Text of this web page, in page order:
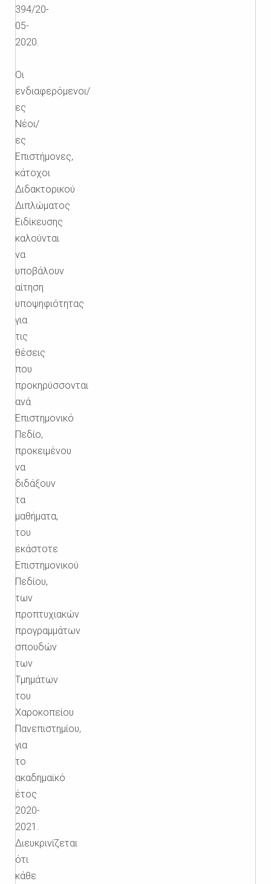
394/20-
05-
2020.
Οι
ενδιαφερόμενοι/
ες
Νέοι/
ες
Επιστήμονες,
κάτοχοι
Διδακτορικού
Διπλώματος
Ειδίκευσης
καλούνται
να
υποβάλουν
αίτηση
υποψηφιότητας
για
τις
θέσεις
που
προκηρύσσονται
ανά
Επιστημονικό
Πεδίο,
προκειμένου
να
διδάξουν
τα
μαθήματα,
του
εκάστοτε
Επιστημονικού
Πεδίου,
των
προπτυχιακών
προγραμμάτων
σπουδών
των
Τμημάτων
του
Χαροκοπείου
Πανεπιστημίου,
για
το
ακαδημαϊκό
έτος
2020-
2021.
Διευκρινίζεται
ότι
κάθε